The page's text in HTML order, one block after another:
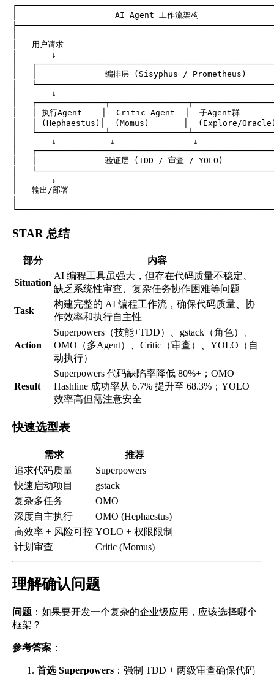
│                    AI Agent 工作流架构
│   用户请求
│       ↓
│
│   │              编排层 (Sisyphus / Prometheus)
│
│       ↓
│
│   │ 执行Agent    │  Critic Agent  │  子Agent群
│   │ (Hephaestus)│  (Momus)       │  (Explore/
│
│       ↓           ↓                ↓
│
│   │              验证层 (TDD / 审查 / YOLO)
│
│       ↓
│   输出/部署
STAR 总结
部分 内容
Situation
AI 编程工具虽强大，但存在代码质量不稳定、
缺乏系统性审查、复杂任务协作困难等问题
Task
构建完整的 AI 编程工作流，确保代码质量、协
作效率和执行自主性
Action
Superpowers（技能+TDD）、gstack（角色）、
OMO（多Agent）、Critic（审查）、YOLO（自
动执行）
Result
Superpowers 代码缺陷率降低 80%+；OMO
Hashline 成功率从 6.7% 提升至 68.3%；YOLO
效率高但需注意安全
快速选型表
需求
推荐
追求代码质量
Superpowers
快速启动项目
gstack
复杂多任务
OMO
深度自主执行
OMO (Hephaestus)
高效率 + 风险可控 YOLO + 权限限制
计划审查
Critic (Momus)
理解确认问题
问题 ：如果要开发一个复杂的企业级应用，应该选择哪个
框架？
参考答案 ：
首选 Superpowers ：强制 TDD + 两级审查确保代码